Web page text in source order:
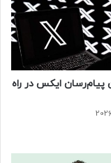
پیام‌رسان ایکس در راه